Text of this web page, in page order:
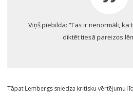
Viņš piebilda: “Tas ir nenormāli,
diktēt tiesā pareizos
Tāpat Lembergs sniedza kritisku vērtējumu